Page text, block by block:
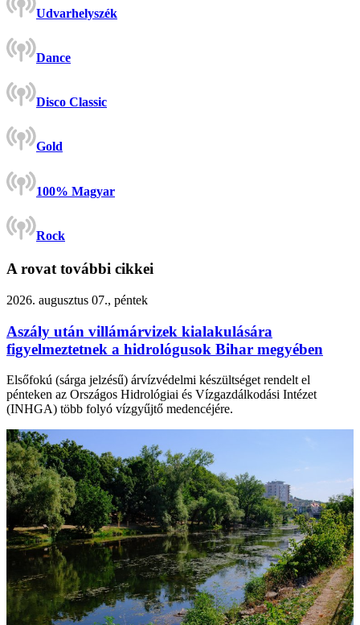
Udvarhelyszék
Dance
Disco Classic
Gold
100% Magyar
Rock
A rovat további cikkei
2026. augusztus 07., péntek
Aszály után villámárvizek kialakulására
figyelmeztetnek a hidrológusok Bihar megyében
Elsőfokú (sárga jelzésű) árvízvédelmi készültséget rendelt el
pénteken az Országos Hidrológiai és Vízgazdálkodási Intézet
(INHGA) több folyó vízgyűjtő medencéjére.